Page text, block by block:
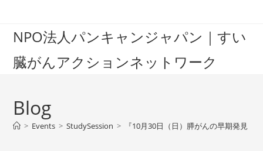
contentNPO法人パンキャンジャパン｜すい
臓がんアクションネットワーク
Blog
> Events > StudySession > 『10月30日（日）膵がんの早期発見